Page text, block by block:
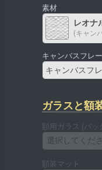
素材
レオナ
(キャン
キャンバスフレ
キャンバスフ
ガラスと額
額用ガラス (バッ
選択してくだ
額装マット